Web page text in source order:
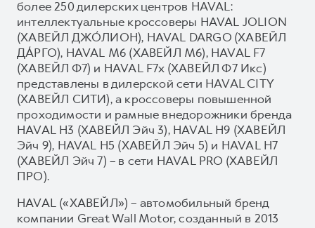
более 250 дилерских центров HAVAL:
интеллектуальные кроссоверы HAVAL JOLION
(ХАВЕЙЛ ДЖО́ЛИОН), HAVAL DARGO (ХАВЕЙЛ
ДА́РГО), HAVAL М6 (ХАВЕЙЛ M6), HAVAL F7
(ХАВЕЙЛ Ф7) и HAVAL F7x (ХАВЕЙЛ Ф7 Икс)
представлены в дилерской сети HAVAL CITY
(ХАВЕЙЛ СИТИ), а кроссоверы повышенной
проходимости и рамные внедорожники бренда
HAVAL H3 (ХАВЕЙЛ Эйч 3), HAVAL H9 (ХАВЕЙЛ
Эйч 9), HAVAL H5 (ХАВЕЙЛ Эйч 5) и HAVAL H7
(ХАВЕЙЛ Эйч 7) – в сети HAVAL PRO (ХАВЕЙЛ
ПРО).
HAVAL («ХАВЕЙЛ») – автомобильный бренд
компании Great Wall Motor, созданный в 2013